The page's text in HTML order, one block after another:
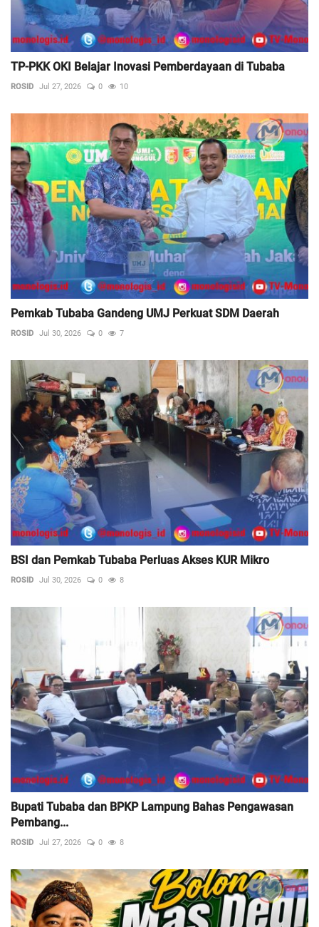
TP-PKK OKI Belajar Inovasi Pemberdayaan di Tubaba
ROSID Jul 27, 2026 0 10
Pemkab Tubaba Gandeng UMJ Perkuat SDM Daerah
ROSID Jul 30, 2026 0 7
BSI dan Pemkab Tubaba Perluas Akses KUR Mikro
ROSID Jul 30, 2026 0 8
Bupati Tubaba dan BPKP Lampung Bahas Pengawasan
Pembang...
ROSID Jul 27, 2026 0 8